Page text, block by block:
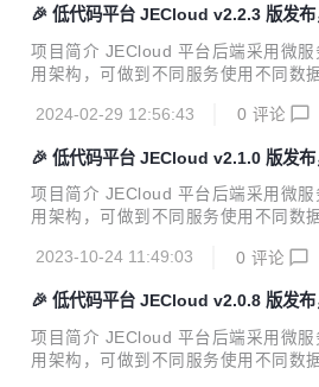
P、OA、CRM、EAM、WMS、MES
统，是企业数字化转型的必备工具 更
29) 注意事项 v3.0.0 重新调整了证书
调整了后端插件加载机制（插件说明
🎉 低代码平台 JECloud v2.2.3 版发布
项目简介 JECloud 平台后端采用微
用架构，可做到不同服务使用不同数
入口，方便开发者对平台进行改造扩
P、OA、CRM、EAM、WMS、MES
统，是企业数字化转型的必备工具 更
23) 更新日志 Features 【基础平台】
法 【工作流引擎】：流程监控组件开
2024-02-29 12:56:43 0 评论
🎉 低代码平台 JECloud v2.1.0 版发布
项目简介 JECloud 平台后端采用微
用架构，可做到不同服务使用不同数
入口，方便开发者对平台进行改造扩
P、OA、CRM、EAM、WMS、MES
统，是企业数字化转型的必备工具 更
-20) Features 【基础平台】：下拉框
2023-10-24 11:49:03 0 评论
🎉 低代码平台 JECloud v2.0.8 版发
目更新
项目简介 JECloud 平台后端采用微
用架构，可做到不同服务使用不同数